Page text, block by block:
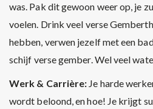
was. Pak dit gewoon weer op, je
voelen. Drink veel verse
hebben, verwen jezelf met een
schijf verse gember. Wel veel
Werk & Carrière: Je harde
wordt beloond, en hoe! Je krijgt